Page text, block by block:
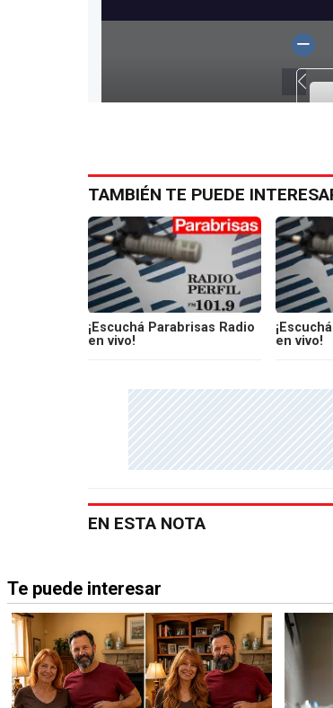
TAMBIÉN TE PUEDE
¡Escuchá Parabrisas Radio
en vivo!
en vivo!
EN ESTA NOTA